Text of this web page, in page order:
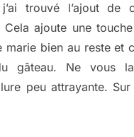
trouvé l’ajout de
Cela ajoute une
marie bien au reste et
gâteau. Ne vous
peu attrayante.